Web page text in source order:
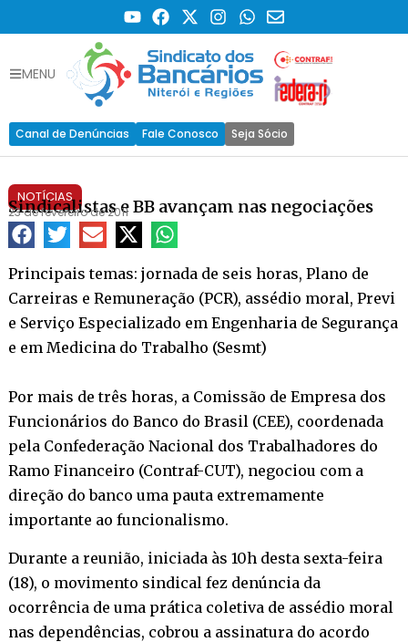
MENU
Canal de Denúncias Fale Conosco Seja Sócio
NOTÍCIAS
Sindicalistas e BB avançam nas negociações
23 de fevereiro de 2011
Principais temas: jornada de seis horas, Plano de
Carreiras e Remuneração (PCR), assédio moral, Previ
e Serviço Especializado em Engenharia de Segurança
e em Medicina do Trabalho (Sesmt)
Por mais de três horas, a Comissão de Empresa dos
Funcionários do Banco do Brasil (CEE), coordenada
pela Confederação Nacional dos Trabalhadores do
Ramo Financeiro (Contraf-CUT), negociou com a
direção do banco uma pauta extremamente
importante ao funcionalismo.
Durante a reunião, iniciada às 10h desta sexta-feira
(18), o movimento sindical fez denúncia da
ocorrência de uma prática coletiva de assédio moral
nas dependências, cobrou a assinatura do acordo